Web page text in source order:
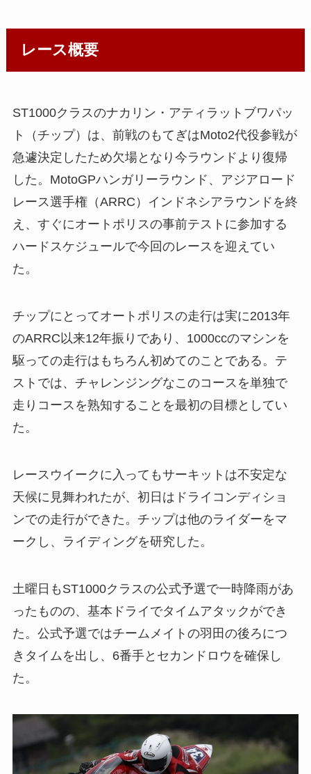
レース概要
ST1000クラスのナカリン・アティラットブワパッ
ト（チップ）は、前戦のもてぎはMoto2代役参戦が
急遽決定したため欠場となり今ラウンドより復帰
した。MotoGPハンガリーラウンド、アジアロード
レース選手権（ARRC）インドネシアラウンドを終
え、すぐにオートポリスの事前テストに参加する
ハードスケジュールで今回のレースを迎えてい
た。
チップにとってオートポリスの走行は実に2013年
のARRC以来12年振りであり、1000ccのマシンを
駆っての走行はもちろん初めてのことである。テ
ストでは、チャレンジングなこのコースを単独で
走りコースを熟知することを最初の目標としてい
た。
レースウイークに入ってもサーキットは不安定な
天候に見舞われたが、初日はドライコンディショ
ンでの走行ができた。チップは他のライダーをマ
ークし、ライディングを研究した。
土曜日もST1000クラスの公式予選で一時降雨があ
ったものの、基本ドライでタイムアタックができ
た。公式予選ではチームメイトの羽田の後ろにつ
きタイムを出し、6番手とセカンドロウを確保し
た。